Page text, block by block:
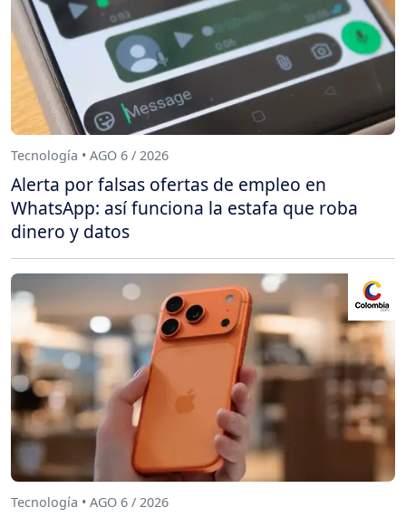
Tecnología • AGO 6 / 2026
Alerta por falsas ofertas de empleo en
WhatsApp: así funciona la estafa que roba
dinero y datos
Tecnología • AGO 6 / 2026